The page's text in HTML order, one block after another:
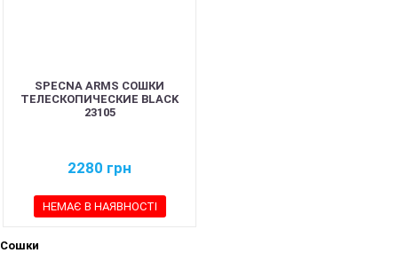
SPECNA ARMS СОШКИ
ТЕЛЕСКОПИЧЕСКИЕ BLACK
23105
2280 грн
НЕМАЄ В НАЯВНОСТІ
Сошки